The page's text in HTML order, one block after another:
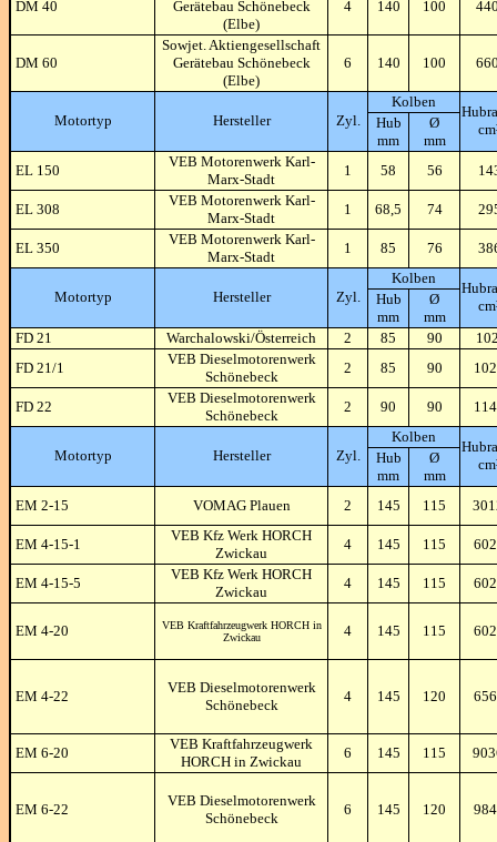
DM 40
Gerätebau Schönebeck
(Elbe)
4 140 100
DM 60
Sowjet. Aktiengesellschaft
Gerätebau Schönebeck
(Elbe)
6 140 100
Motortyp Hersteller Zyl.
Kolben
cm
Hub
mm
Ø
mm
EL 150
VEB Motorenwerk Karl-
Marx-Stadt
1 58 56
EL 308
VEB Motorenwerk Karl-
Marx-Stadt
1 68,5 74
EL 350
VEB Motorenwerk Karl-
Marx-Stadt
1 85 76
Motortyp Hersteller Zyl.
Kolben
cm
Hub
mm
Ø
mm
FD 21
Warchalowski/Österreich 2 85 90
FD 21/1
VEB Dieselmotorenwerk
Schönebeck
2 85 90
FD 22
VEB Dieselmotorenwerk
Schönebeck
2 90 90
Motortyp Hersteller Zyl.
Kolben
cm
Hub
mm
Ø
mm
EM 2-15
VOMAG Plauen 2 145 115
EM 4-15-1
VEB Kfz Werk HORCH
Zwickau
4 145 115
EM 4-15-5
VEB Kfz Werk HORCH
Zwickau
4 145 115
EM 4-20
VEB Kraftfahrzeugwerk HORCH in
Zwickau
4 145 115
EM 4-22
VEB Dieselmotorenwerk
Schönebeck
4 145 120
EM 6-20
VEB Kraftfahrzeugwerk
HORCH in Zwickau
6 145 115
EM 6-22
VEB Dieselmotorenwerk
Schönebeck
6 145 120